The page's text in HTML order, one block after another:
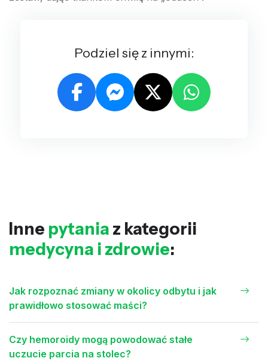
Podziel się z innymi:
Inne pytania z kategorii
medycyna i zdrowie:
Jak rozpoznać zmiany w okolicy odbytu i jak
prawidłowo stosować maści?
Czy hemoroidy mogą powodować stałe
uczucie parcia na stolec?